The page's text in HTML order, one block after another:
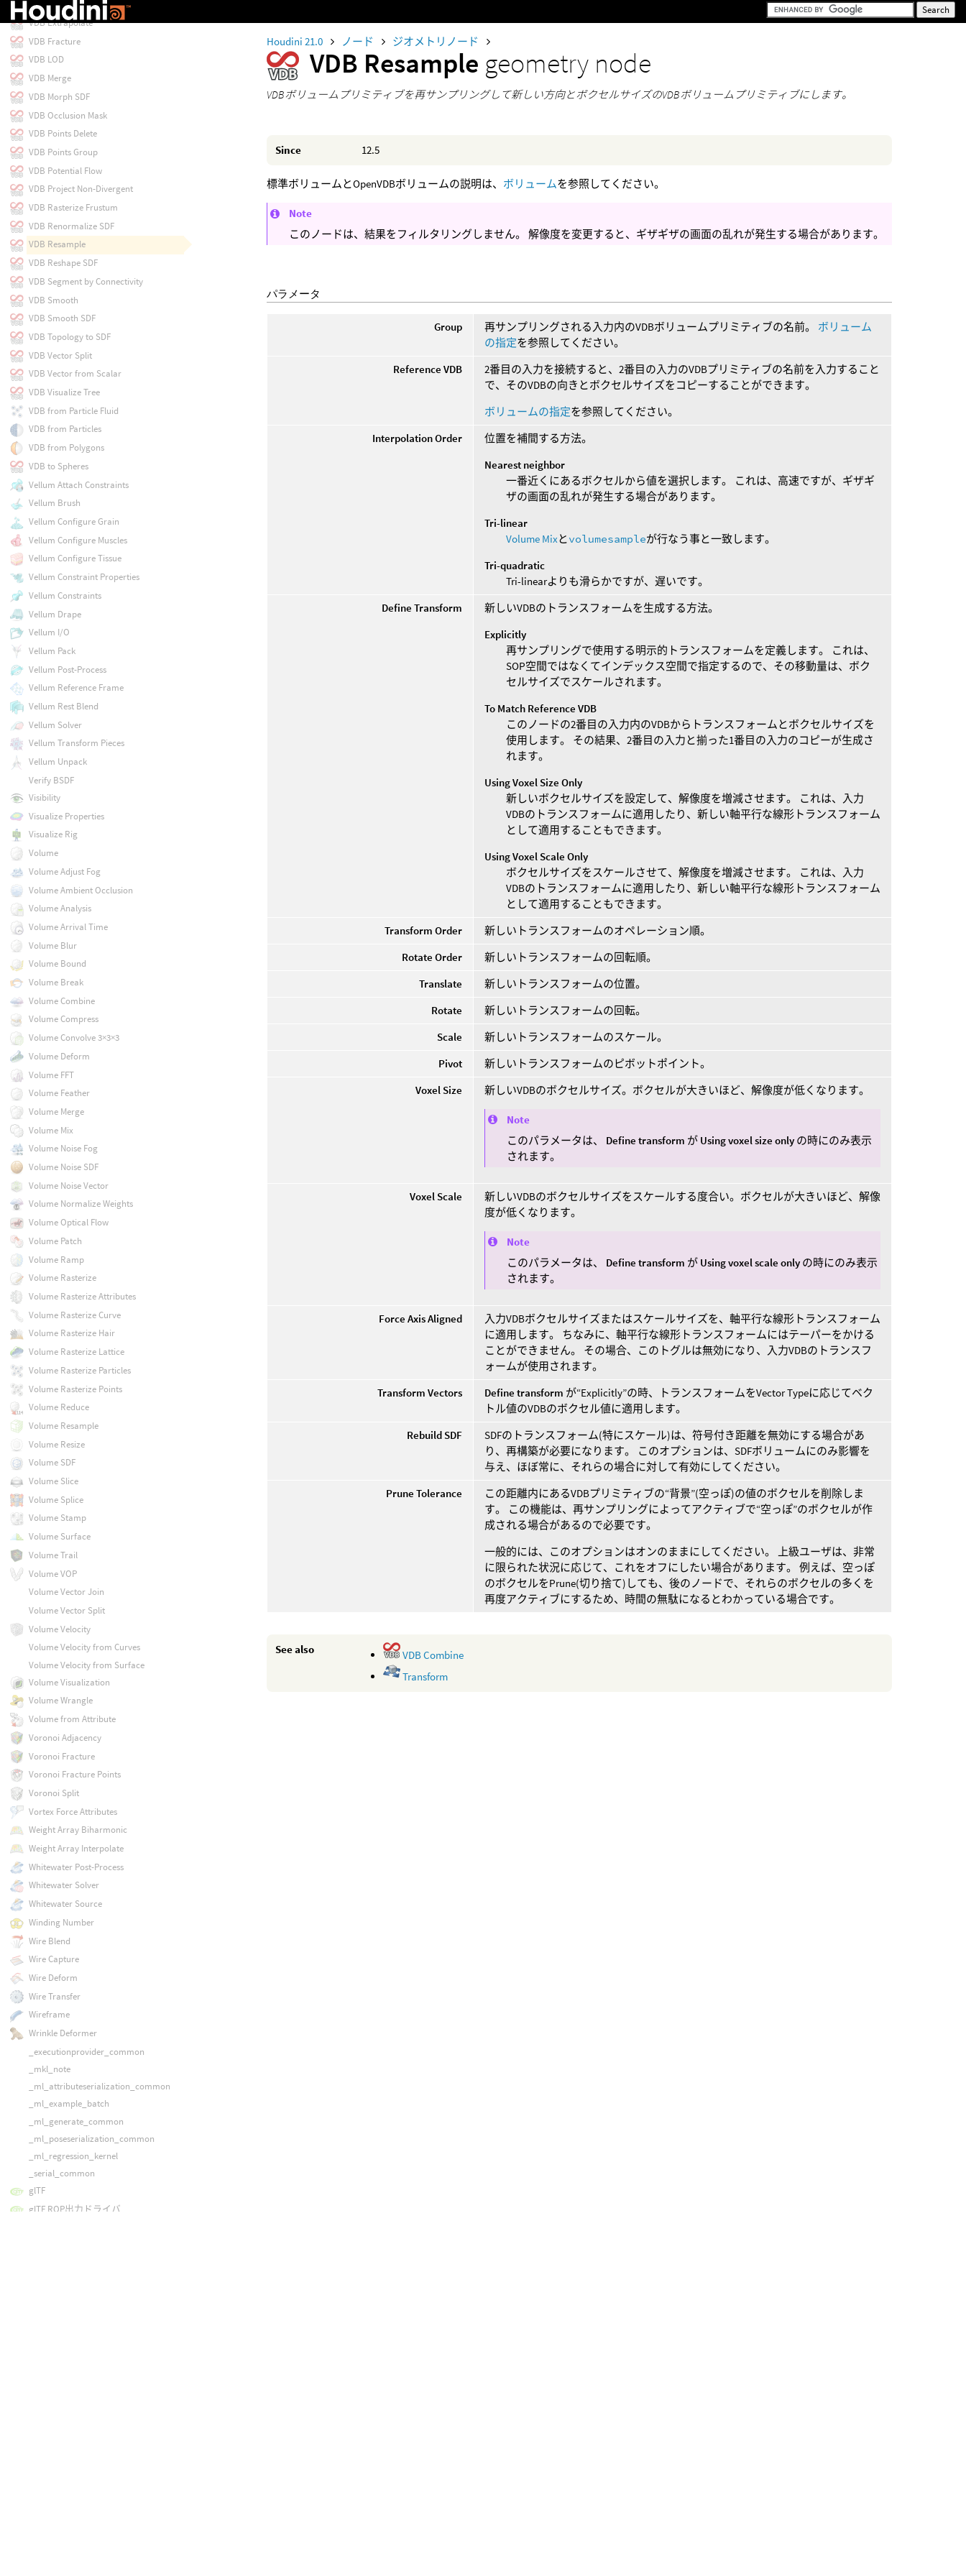
Houdini 21.0 ノード ジオメトリノード
VDB Resample geometry node
VDBボリュームプリミティブを再サンプリングして新しい方向とボクセルサイズのVDBボリュームプリミティブにします。
Since 12.5
標準ボリュームとOpenVDBボリュームの説明は、 ボリュームを参照してください。
Note
このノードは、結果をフィルタリングしません。 解像度を変更すると、ギザギザの画面の乱れが発生する場合があります。
パラメータ
Group 再サンプリングされる入力内のVDBボリュームプリミティブの名前。 ボリューム
の指定を参照してください。
Reference VDB
2番目の入力を接続すると、2番目の入力のVDBプリミティブの名前を入力すること
で、そのVDBの向きとボクセルサイズをコピーすることができます。
ボリュームの指定を参照してください。
Interpolation Order
位置を補間する方法。
Nearest neighbor
一番近くにあるボクセルから値を選択します。 これは、高速ですが、ギザギ
ザの画面の乱れが発生する場合があります。
Tri-linear
Volume Mixと volumesampleが行なう事と一致します。
Tri-quadratic
Tri-linearよりも滑らかですが、遅いです。
Define Transform
新しいVDBのトランスフォームを生成する方法。
Explicitly
再サンプリングで使用する明示的トランスフォームを定義します。 これは、
SOP空間ではなくてインデックス空間で指定するので、その移動量は、ボク
セルサイズでスケールされます。
To Match Reference VDB
このノードの2番目の入力内のVDBからトランスフォームとボクセルサイズを
使用します。 その結果、2番目の入力と揃った1番目の入力のコピーが生成さ
れます。
Using Voxel Size Only
新しいボクセルサイズを設定して、解像度を増減させます。 これは、入力
VDBのトランスフォームに適用したり、新しい軸平行な線形トランスフォーム
として適用することもできます。
Using Voxel Scale Only
ボクセルサイズをスケールさせて、解像度を増減させます。 これは、入力
VDBのトランスフォームに適用したり、新しい軸平行な線形トランスフォーム
として適用することもできます。
Transform Order
新しいトランスフォームのオペレーション順。
Rotate Order
新しいトランスフォームの回転順。
Translate
新しいトランスフォームの位置。
Rotate
新しいトランスフォームの回転。
Scale
新しいトランスフォームのスケール。
Pivot
新しいトランスフォームのピボットポイント。
Voxel Size
新しいVDBのボクセルサイズ。ボクセルが大きいほど、解像度が低くなります。
Note
このパラメータは、 Define transform が Using voxel size only の時にのみ表示
されます。
Voxel Scale
新しいVDBのボクセルサイズをスケールする度合い。ボクセルが大きいほど、解像
度が低くなります。
Note
このパラメータは、 Define transform が Using voxel scale only の時にのみ表示
されます。
Force Axis Aligned
入力VDBボクセルサイズまたはスケールサイズを、軸平行な線形トランスフォーム
に適用します。 ちなみに、軸平行な線形トランスフォームにはテーパーをかける
ことができません。 その場合、このトグルは無効になり、入力VDBのトランスフ
ォームが使用されます。
Transform Vectors
Define transform が“Explicitly”の時、トランスフォームをVector Typeに応じてベク
トル値のVDBのボクセル値に適用します。
Rebuild SDF
SDFのトランスフォーム(特にスケール)は、符号付き距離を無効にする場合があ
り、再構築が必要になります。 このオプションは、SDFボリュームにのみ影響を
与え、ほぼ常に、それらの場合に対して有効にしてください。
Prune Tolerance
この距離内にあるVDBプリミティブの“背景”(空っぽ)の値のボクセルを削除しま
す。 この機能は、再サンプリングによってアクティブで“空っぽ”のボクセルが作
成される場合があるので必要です。
一般的には、このオプションはオンのままにしてください。 上級ユーザは、非常
に限られた状況に応じて、これをオフにしたい場合があります。 例えば、空っぽ
のボクセルをPrune(切り捨て)しても、後のノードで、それらのボクセルの多くを
再度アクティブにするため、時間の無駄になるとわかっている場合です。
See also
VDB Combine
Transform
VDB Diagnostics
VDB Extrapolate
VDB Fracture
VDB LOD
VDB Merge
VDB Morph SDF
VDB Occlusion Mask
VDB Points Delete
VDB Points Group
VDB Potential Flow
VDB Project Non-Divergent
VDB Rasterize Frustum
VDB Renormalize SDF
VDB Resample
VDB Reshape SDF
VDB Segment by Connectivity
VDB Smooth
VDB Smooth SDF
VDB Topology to SDF
VDB Vector Split
VDB Vector from Scalar
VDB Visualize Tree
VDB from Particle Fluid
VDB from Particles
VDB from Polygons
VDB to Spheres
Vellum Attach Constraints
Vellum Brush
Vellum Configure Grain
Vellum Configure Muscles
Vellum Configure Tissue
Vellum Constraint Properties
Vellum Constraints
Vellum Drape
Vellum I/O
Vellum Pack
Vellum Post-Process
Vellum Reference Frame
Vellum Rest Blend
Vellum Solver
Vellum Transform Pieces
Vellum Unpack
Verify BSDF
Visibility
Visualize Properties
Visualize Rig
Volume
Volume Adjust Fog
Volume Ambient Occlusion
Volume Analysis
Volume Arrival Time
Volume Blur
Volume Bound
Volume Break
Volume Combine
Volume Compress
Volume Convolve 3×3×3
Volume Deform
Volume FFT
Volume Feather
Volume Merge
Volume Mix
Volume Noise Fog
Volume Noise SDF
Volume Noise Vector
Volume Normalize Weights
Volume Optical Flow
Volume Patch
Volume Ramp
Volume Rasterize
Volume Rasterize Attributes
Volume Rasterize Curve
Volume Rasterize Hair
Volume Rasterize Lattice
Volume Rasterize Particles
Volume Rasterize Points
Volume Reduce
Volume Resample
Volume Resize
Volume SDF
Volume Slice
Volume Splice
Volume Stamp
Volume Surface
Volume Trail
Volume VOP
Volume Vector Join
Volume Vector Split
Volume Velocity
Volume Velocity from Curves
Volume Velocity from Surface
Volume Visualization
Volume Wrangle
Volume from Attribute
Voronoi Adjacency
Voronoi Fracture
Voronoi Fracture Points
Voronoi Split
Vortex Force Attributes
Weight Array Biharmonic
Weight Array Interpolate
Whitewater Post-Process
Whitewater Solver
Whitewater Source
Winding Number
Wire Blend
Wire Capture
Wire Deform
Wire Transfer
Wireframe
Wrinkle Deformer
_executionprovider_common
_mkl_note
_ml_attributeserialization_common
_ml_example_batch
_ml_generate_common
_ml_poseserialization_common
_ml_regression_kernel
_serial_common
glTF
glTF ROP出力ドライバ